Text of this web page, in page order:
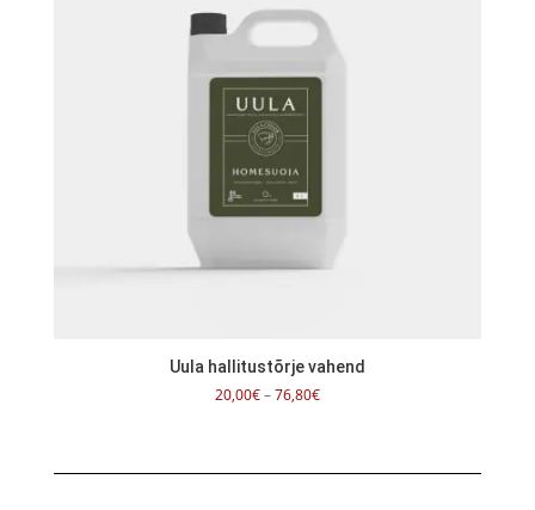
Uula hallitustõrje vahend
20,00€–76,80€Hinnavahemik: